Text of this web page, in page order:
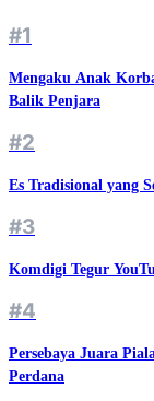
#1
Mengaku Anak
Balik Penjara
#2
Es Tradisional yang
#3
Komdigi Tegur
#4
Persebaya Juara
Perdana